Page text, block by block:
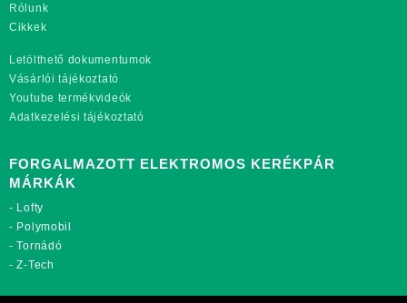
Rólunk
Cikkek
Letölthető dokumentumok
Vásárlói tájékoztató
Youtube termékvideók
Adatkezelési tájékoztató
FORGALMAZOTT ELEKTROMOS KERÉKPÁR
MÁRKÁK
- Lofty
- Polymobil
-Tornádó
-Z-Tech